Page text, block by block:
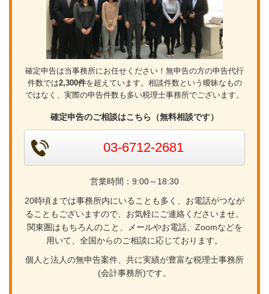
確定申告は当事務所にお任せください！無申告の方の申告代行
件数では2,300件を超えています。相談件数という曖昧なもの
ではなく、実際の申告件数も多い税理士事務所でございます。
確定申告のご相談はこちら（無料相談です）
03-6712-2681
営業時間：9:00～18:30
20時頃までは事務所内にいることも多く、お電話がつなが
ることもございますので、お気軽にご連絡くださいませ。
関東圏はもちろんのこと、メールやお電話、Zoomなどを
用いて、全国からのご相談に応じております。
個人と法人の無申告案件、共に実績が豊富な税理士事務所
(会計事務所)です。